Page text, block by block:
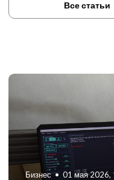
Все статьи
Бизнес • 06 августа